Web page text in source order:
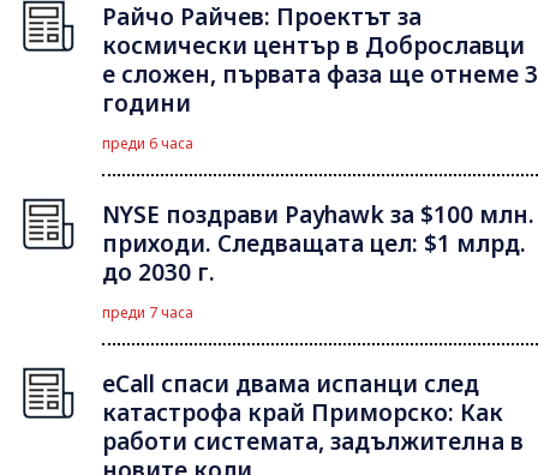
Райчо Райчев: Проектът за
космически център в Доброславци
е сложен, първата фаза ще отнеме 3
години
преди 6 часа
NYSE поздрави Payhawk за $100 млн.
приходи. Следващата цел: $1 млрд.
до 2030 г.
преди 7 часа
eCall спаси двама испанци след
катастрофа край Приморско: Как
работи системата, задължителна в